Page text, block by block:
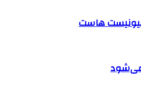
هاست
می‌شود